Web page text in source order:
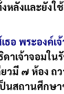
หลังและยังใ
ธอ พระองค์
าเจ้าจอมใน
วมี ๗ ห้อง ถ
นสถานศึกษา